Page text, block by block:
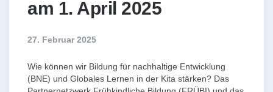
am 1. April 2025
27. Februar 2025
Wie können wir Bildung für nachhaltige Entwicklung
(BNE) und Globales Lernen in der Kita stärken? Das